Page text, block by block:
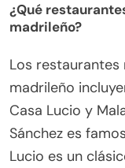
¿Qué
madrileño?
Los
madrileño
Casa Lucio y
Sánchez es
Lucio es un